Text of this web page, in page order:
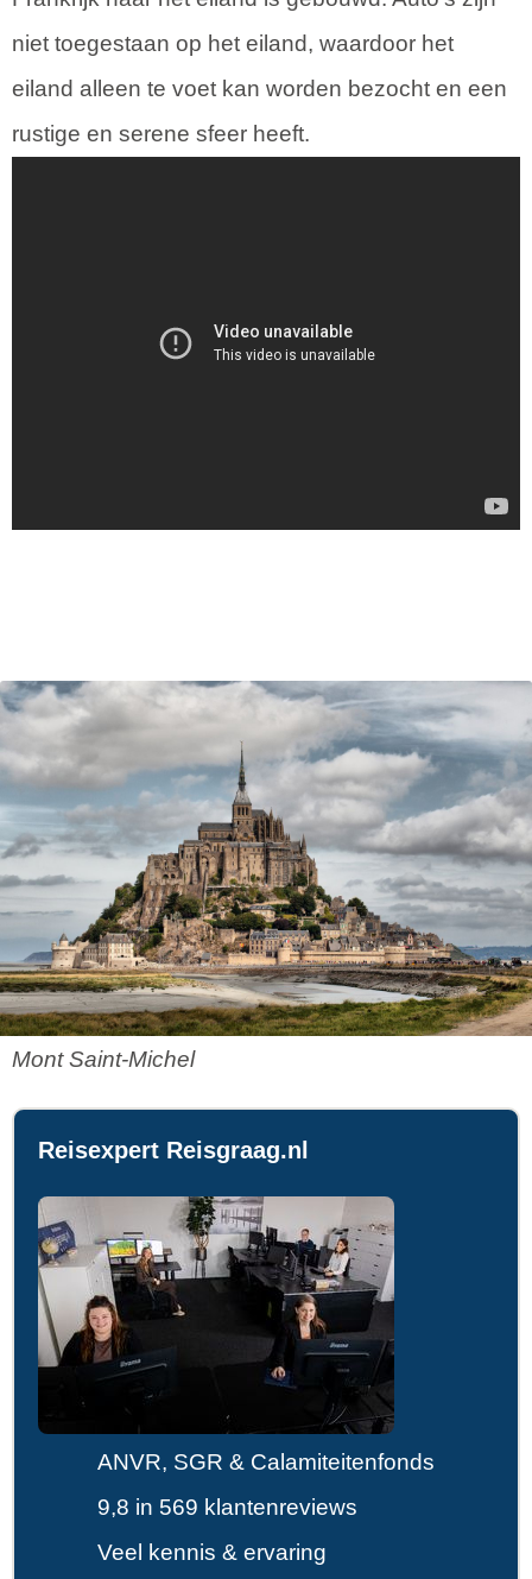
niet toegestaan op het eiland, waardoor het
eiland alleen te voet kan worden bezocht en een
rustige en serene sfeer heeft.
Mont Saint-Michel
Reisexpert Reisgraag.nl
ANVR, SGR & Calamiteitenfonds
9,8 in 569 klantenreviews
Veel kennis & ervaring